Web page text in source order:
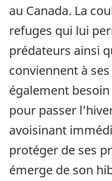
au Canada. La
refuges qui lui
prédateurs ainsi
conviennent à
également
pour passer
avoisinant
protéger de ses
émerge de son